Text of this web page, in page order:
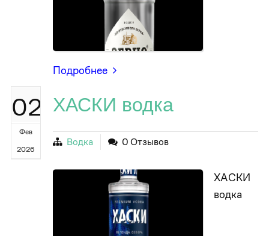
Подробнее
02
Фев
2026
ХАСКИ водка
Водка 0 Отзывов
ХАСКИ
водка